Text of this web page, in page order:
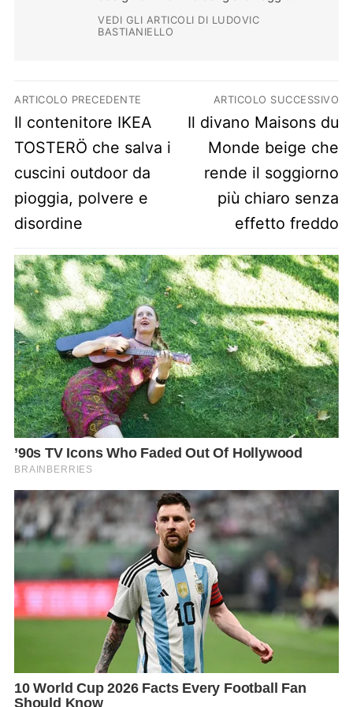
VEDI GLI ARTICOLI DI LUDOVIC
BASTIANIELLO
Navigazione articoli
ARTICOLO PRECEDENTE
Previous post:
Il contenitore IKEA
TOSTERÖ che salva i
cuscini outdoor da
pioggia, polvere e
disordine
ARTICOLO SUCCESSIVO
Next post:
Il divano Maisons du
Monde beige che
rende il soggiorno
più chiaro senza
effetto freddo